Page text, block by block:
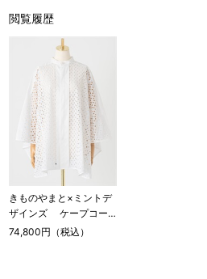
閲覧履歴
きものやまと×ミントデ
ザインズ ケープコー
ト シード/ホワイト
74,800円（税込）